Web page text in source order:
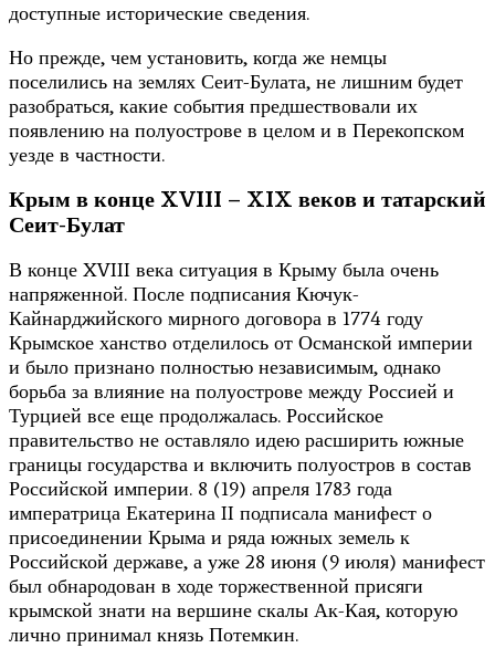
доступные исторические сведения.
Но прежде, чем установить, когда же немцы
поселились на землях Сеит-Булата, не лишним будет
разобраться, какие события предшествовали их
появлению на полуострове в целом и в Перекопском
уезде в частности.
Крым в конце XVIII – XIX веков и татарский
Сеит-Булат
В конце XVIII века ситуация в Крыму была очень
напряженной. После подписания Кючук-
Кайнарджийского мирного договора в 1774 году
Крымское ханство отделилось от Османской империи
и было признано полностью независимым, однако
борьба за влияние на полуострове между Россией и
Турцией все еще продолжалась. Российское
правительство не оставляло идею расширить южные
границы государства и включить полуостров в состав
Российской империи. 8 (19) апреля 1783 года
императрица Екатерина II подписала манифест о
присоединении Крыма и ряда южных земель к
Российской державе, а уже 28 июня (9 июля) манифест
был обнародован в ходе торжественной присяги
крымской знати на вершине скалы Ак-Кая, которую
лично принимал князь Потемкин.